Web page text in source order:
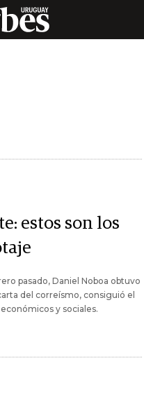
estos son los
pasado, Daniel Noboa obtuvo
del correísmo, consiguió el
y sociales.